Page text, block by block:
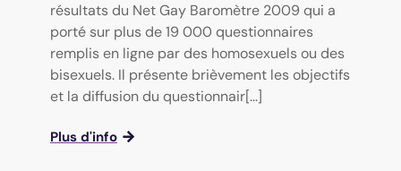
résultats du Net Gay Baromètre 2009 qui a
porté sur plus de 19 000 questionnaires
remplis en ligne par des homosexuels ou des
bisexuels. Il présente brièvement les objectifs
et la diffusion du questionnair[...]
Plus d'info